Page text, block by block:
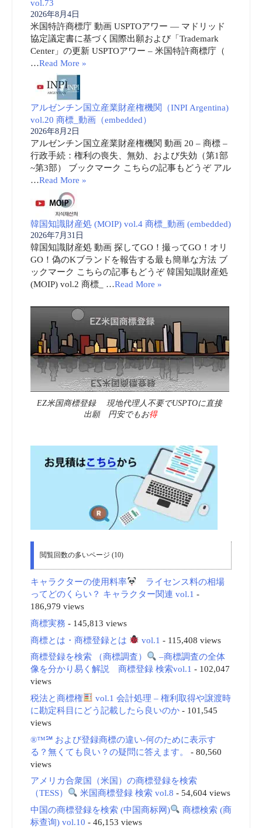
vol.73
2026年8月4日
米国特許商標庁 動画 USPTOアワー ― マドリッド
協定議定書に基づく国際出願および「Trademark
Center」の更新 USPTOアワー – 米国特許商標庁（
…Read More »
アルゼンチン国立産業財産権機関（INPI Argentina)
vol.20 商標_動画（embedded）
2026年8月2日
アルゼンチン国立産業財産権機関 動画 20 – 商標 –
行政手続：権利の喪失、無効、および失効（第1部
~第3部） ブックマーク こちらの記事もどうぞ アル
…Read More »
韓国知識財産処 (MOIP) vol.4 商標_動画 (embedded)
2026年7月31日
韓国知識財産処 動画 探してGO！撮ってGO！オリ
GO！偽のKブランドを報告する最も簡単な方法 ブ
ックマーク こちらの記事もどうぞ 韓国知識財産処
(MOIP) vol.2 商標_ …Read More »
EZ米国商標登録 現地代理人不要でUSPTOに直接
出願 円安でもお得
閲覧回数の多いページ (10)
キャラクターの使用料率
ライセンス料の相場
ってどのくらい？ キャラクター関連 vol.1 -
186,979 views
商標実務 - 145,813 views
商標とは・商標登録とは
vol.1 - 115,408 views
商標登録を検索 （商標調査）
–商標調査の全体
像を分かり易く解説 商標登録 検索vol.1 - 102,047
views
税法と商標権
vol.1 会計処理 – 権利取得や譲渡時
に勘定科目にどう記載したら良いのか- 101,545
views
®™℠ および登録商標の違い-何のために表示す
る？無くても良い？の疑問に答えます。
- 80,560
views
アメリカ合衆国（米国）の商標登録を検索
（TESS）
米国商標登録 検索 vol.8 - 54,604 views
中国の商標登録を検索 (中国商标网)
商標検索 (商
标查询) vol.10 - 46,153 views